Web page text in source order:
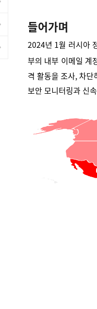
들어가며
2024년 1월 러시아
부의 내부 이메일 계
격 활동을 조사, 차
보안 모니터링과 신